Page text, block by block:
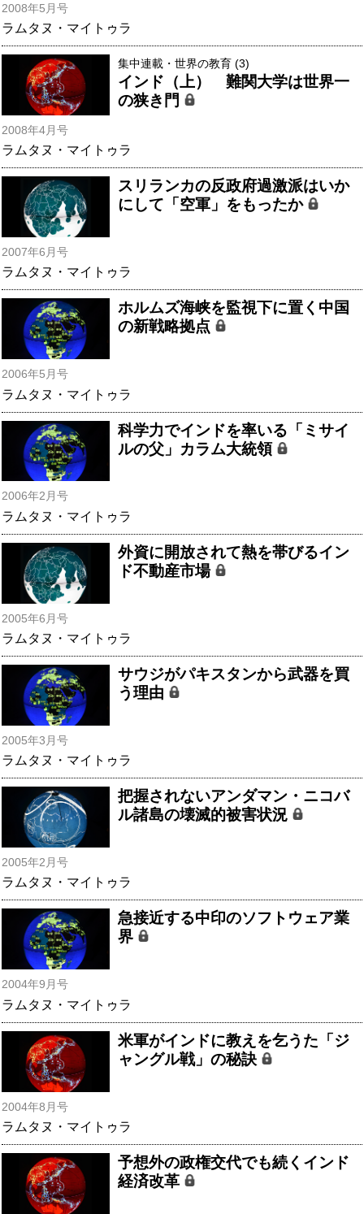
2008年5月号
ラムタヌ・マイトゥラ
集中連載・世界の教育 (3)
インド（上） 難関大学は世界一
の狭き門
2008年4月号
ラムタヌ・マイトゥラ
スリランカの反政府過激派はいか
にして「空軍」をもったか
2007年6月号
ラムタヌ・マイトゥラ
ホルムズ海峡を監視下に置く中国
の新戦略拠点
2006年5月号
ラムタヌ・マイトゥラ
科学力でインドを率いる「ミサイ
ルの父」カラム大統領
2006年2月号
ラムタヌ・マイトゥラ
外資に開放されて熱を帯びるイン
ド不動産市場
2005年6月号
ラムタヌ・マイトゥラ
サウジがパキスタンから武器を買
う理由
2005年3月号
ラムタヌ・マイトゥラ
把握されないアンダマン・ニコバ
ル諸島の壊滅的被害状況
2005年2月号
ラムタヌ・マイトゥラ
急接近する中印のソフトウェア業
界
2004年9月号
ラムタヌ・マイトゥラ
米軍がインドに教えを乞うた「ジ
ャングル戦」の秘訣
2004年8月号
ラムタヌ・マイトゥラ
予想外の政権交代でも続くインド
経済改革